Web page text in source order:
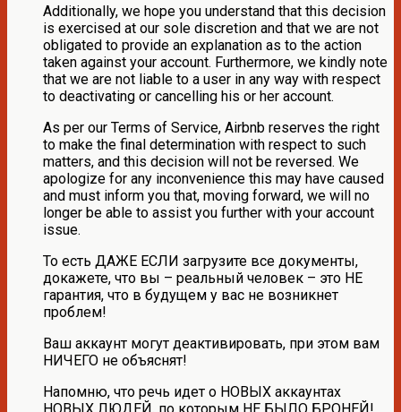
Additionally, we hope you understand that this decision
is exercised at our sole discretion and that we are not
obligated to provide an explanation as to the action
taken against your account. Furthermore, we kindly note
that we are not liable to a user in any way with respect
to deactivating or cancelling his or her account.
As per our Terms of Service, Airbnb reserves the right
to make the final determination with respect to such
matters, and this decision will not be reversed. We
apologize for any inconvenience this may have caused
and must inform you that, moving forward, we will no
longer be able to assist you further with your account
issue.
То есть ДАЖЕ ЕСЛИ загрузите все документы,
докажете, что вы – реальный человек – это НЕ
гарантия, что в будущем у вас не возникнет
проблем!
Ваш аккаунт могут деактивировать, при этом вам
НИЧЕГО не объяснят!
Напомню, что речь идет о НОВЫХ аккаунтах